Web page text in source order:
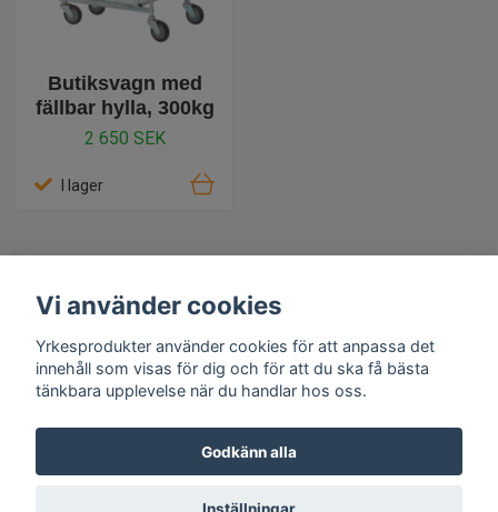
Butiksvagn med
fällbar hylla, 300kg
2 650 SEK
I lager
Information
© 2026 Yrkesprodukter
Vi använder cookies
Yrkesprodukter använder cookies för att anpassa det
innehåll som visas för dig och för att du ska få bästa
tänkbara upplevelse när du handlar hos oss.
Godkänn alla